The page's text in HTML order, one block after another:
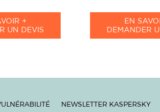
+
UN DEVIS
EN
DEMANDER
NEWSLETTER KASPERSKY